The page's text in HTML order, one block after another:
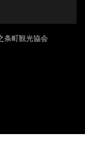
条町観光協会